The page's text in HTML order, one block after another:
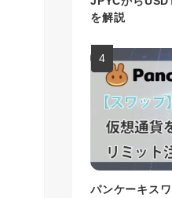
を解説
パンケーキス